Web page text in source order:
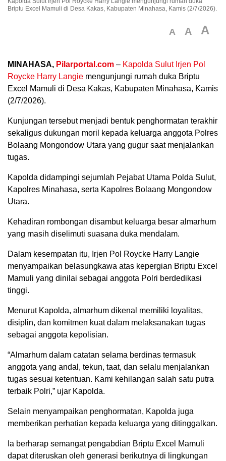
Briptu Excel Mamuli di Desa Kakas, Kabupaten Minahasa, Kamis (2/7/2026).
A A A
MINAHASA, Pilarportal.com – Kapolda Sulut Irjen Pol
Roycke Harry Langie mengunjungi rumah duka Briptu
Excel Mamuli di Desa Kakas, Kabupaten Minahasa, Kamis
(2/7/2026).
Kunjungan tersebut menjadi bentuk penghormatan terakhir
sekaligus dukungan moril kepada keluarga anggota Polres
Bolaang Mongondow Utara yang gugur saat menjalankan
tugas.
Kapolda didampingi sejumlah Pejabat Utama Polda Sulut,
Kapolres Minahasa, serta Kapolres Bolaang Mongondow
Utara.
Kehadiran rombongan disambut keluarga besar almarhum
yang masih diselimuti suasana duka mendalam.
Dalam kesempatan itu, Irjen Pol Roycke Harry Langie
menyampaikan belasungkawa atas kepergian Briptu Excel
Mamuli yang dinilai sebagai anggota Polri berdedikasi
tinggi.
Menurut Kapolda, almarhum dikenal memiliki loyalitas,
disiplin, dan komitmen kuat dalam melaksanakan tugas
sebagai anggota kepolisian.
“Almarhum dalam catatan selama berdinas termasuk
anggota yang andal, tekun, taat, dan selalu menjalankan
tugas sesuai ketentuan. Kami kehilangan salah satu putra
terbaik Polri,” ujar Kapolda.
Selain menyampaikan penghormatan, Kapolda juga
memberikan perhatian kepada keluarga yang ditinggalkan.
Ia berharap semangat pengabdian Briptu Excel Mamuli
dapat diteruskan oleh generasi berikutnya di lingkungan